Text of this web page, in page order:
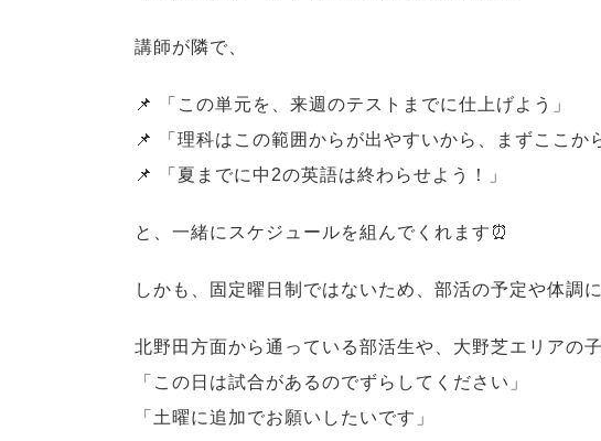
講師が隣で、
📌 「この単元を、来週のテストまでに仕上げよう」
📌 「理科はこの範囲からが出やすいから、まずここか
📌 「夏までに中2の英語は終わらせよう！」
と、一緒にスケジュールを組んでくれます⏰
しかも、固定曜日制ではないため、部活の予定や体調
北野田方面から通っている部活生や、大野芝エリアの子
「この日は試合があるのでずらしてください」
「土曜に追加でお願いしたいです」